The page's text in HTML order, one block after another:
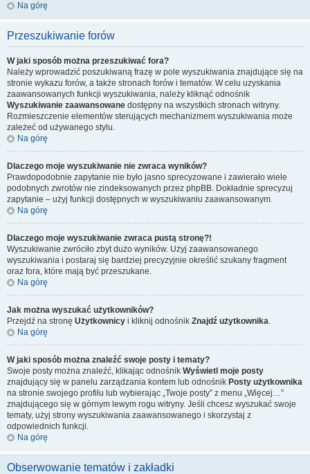
Na górę
Przeszukiwanie forów
W jaki sposób można przeszukiwać fora?
Należy wprowadzić poszukiwaną frazę w pole wyszukiwania znajdujące się na
stronie wykazu forów, a także stronach forów i tematów. W celu uzyskania
zaawansowanych funkcji wyszukiwania, należy kliknąć odnośnik
Wyszukiwanie zaawansowane dostępny na wszystkich stronach witryny.
Rozmieszczenie elementów sterujących mechanizmem wyszukiwania może
zależeć od używanego stylu.
Na górę
Dlaczego moje wyszukiwanie nie zwraca wyników?
Prawdopodobnie zapytanie nie było jasno sprecyzowane i zawierało wiele
podobnych zwrotów nie zindeksowanych przez phpBB. Dokładnie sprecyzuj
zapytanie – użyj funkcji dostępnych w wyszukiwaniu zaawansowanym.
Na górę
Dlaczego moje wyszukiwanie zwraca pustą stronę?!
Wyszukiwanie zwróciło zbyt dużo wyników. Użyj zaawansowanego
wyszukiwania i postaraj się bardziej precyzyjnie określić szukany fragment
oraz fora, które mają być przeszukane.
Na górę
Jak można wyszukać użytkowników?
Przejdź na stronę Użytkownicy i kliknij odnośnik Znajdź użytkownika.
Na górę
W jaki sposób można znaleźć swoje posty i tematy?
Swoje posty można znaleźć, klikając odnośnik Wyświetl moje posty
znajdujący się w panelu zarządzania kontem lub odnośnik Posty użytkownika
na stronie swojego profilu lub wybierając „Twoje posty” z menu „Więcej…”
znajdującego się w górnym lewym rogu witryny. Jeśli chcesz wyszukać swoje
tematy, użyj strony wyszukiwania zaawansowanego i skorzystaj z
odpowiednich funkcji.
Na górę
Obserwowanie tematów i zakładki